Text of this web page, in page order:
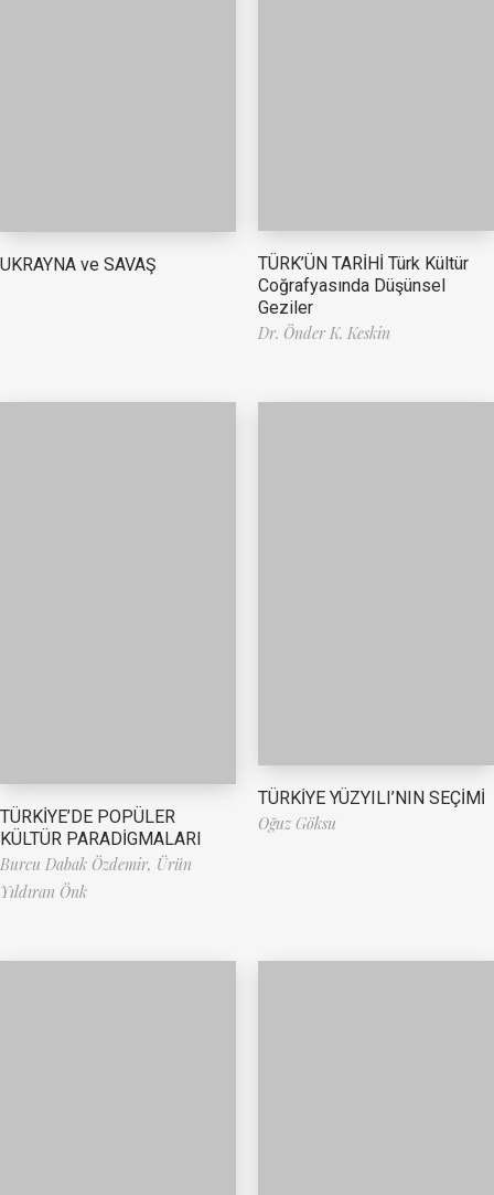
UKRAYNA ve SAVAŞ
TÜRK’ÜN TARİHİ Türk Kültür
Coğrafyasında Düşünsel
Geziler
Dr. Önder K. Keskin
TÜRKİYE’DE POPÜLER
KÜLTÜR PARADİGMALARI
Burcu Dabak Özdemir, Ürün
Yıldıran Önk
TÜRKİYE YÜZYILI’NIN SEÇİMİ
Oğuz Göksu